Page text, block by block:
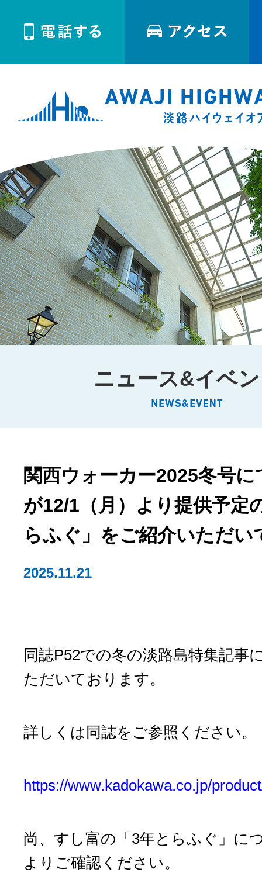
ニュース&イベ
関西ウォーカー2025冬号
が12/1（月）より提供予定
らふぐ」をご紹介いただい
2025.11.21
同誌P52での冬の淡路島特集記事
ただいております。
詳しくは同誌をご参照ください。
https://www.kadokawa.co.jp/
尚、すし富の「3年とらふぐ」に
よりご確認ください。